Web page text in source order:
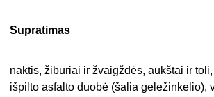
Supratimas
naktis, žiburiai ir žvaigždės, aukštai ir
išpilto asfalto duobė (šalia geležinkelio),